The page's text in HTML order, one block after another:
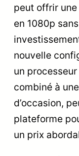
peut offrir
en 1080p
nouvelle
un
combiné à
d’occasion,
plateforme
un prix